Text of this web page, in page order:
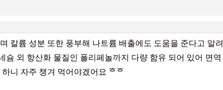
칼륨 성분 또한 풍부해 나트륨 배출에도 도움을 준다고 알려
슘 외 항산화 물질인 폴리페놀까지 다량 함유 되어 있어 면역
니 자주 챙겨 먹어야겠어요 ᄒᄒ